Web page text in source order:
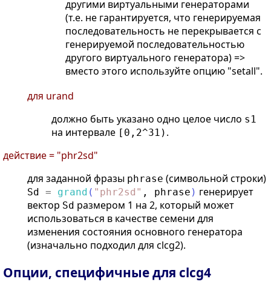
другими виртуальными генераторами
(т.е. не гарантируется, что генерируемая
последовательность не перекрывается с
генерируемой последовательностью
другого виртуального генератора) =>
вместо этого используйте опцию "setall".
для urand
должно быть указано одно целое число s1
на интервале [0,2^31) .
действие = "phr2sd"
для заданной фразы phrase (символьной строки)
Sd = grand ( " phr2sd " , phrase ) генерирует
вектор Sd размером 1 на 2, который может
использоваться в качестве семени для
изменения состояния основного генератора
(изначально подходил для clcg2).
Опции, специфичные для clcg4